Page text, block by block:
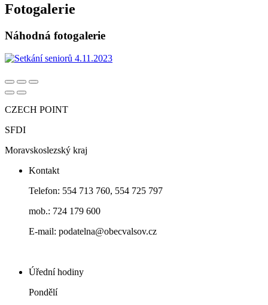
Fotogalerie
Náhodná fotogalerie
CZECH POINT
SFDI
Moravskoslezský kraj
Kontakt
Telefon: 554 713 760, 554 725 797
mob.: 724 179 600
E-mail: podatelna@obecvalsov.cz
Úřední hodiny
Pondělí